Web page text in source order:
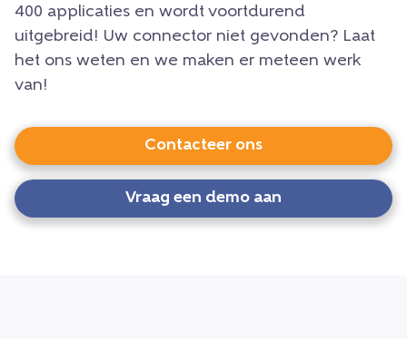
400 applicaties en wordt voortdurend
uitgebreid! Uw connector niet gevonden? Laat
het ons weten en we maken er meteen werk
van!
Contacteer ons
Vraag een demo aan